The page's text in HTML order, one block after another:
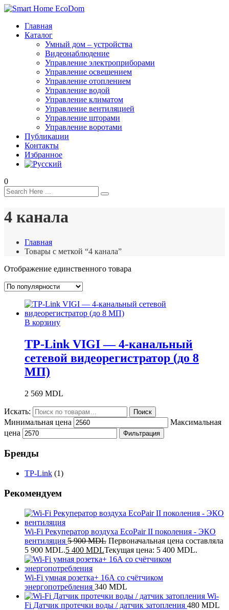
Главная
Каталог
Умный дом – устройства
Видеонаблюдение
Управление электроприборами
Управление освещением
Управление отоплением
Управление водой
Управление климатом
Управление вентиляцией
Управление шторами
Управление воротами
Публикации
Контакты
Избранное
0
4 канала
Главная
Товары с меткой “4 канала”
Отображение единственного товара
В корзину
TP-Link VIGI — 4-канальный
сетевой видеорегистратор (до 8
МП)
2 569 MDL
Искать: Поиск
Минимальная цена
Максимальная
цена
Фильтрация
Бренды
TP-Link (1)
Рекомендуем
Wi-Fi Рекуператор воздуха EcoPair II поколения - ЭКО
вентиляция 5 900MDL Первоначальная цена составляла
5 900 MDL.5 400 MDLТекущая цена: 5 400 MDL.
Wi-Fi умная розетка+ 16А со счётчиком
энергопотребления 340 MDL
Wi-
Fi Датчик протечки воды / датчик затопления 480 MDL